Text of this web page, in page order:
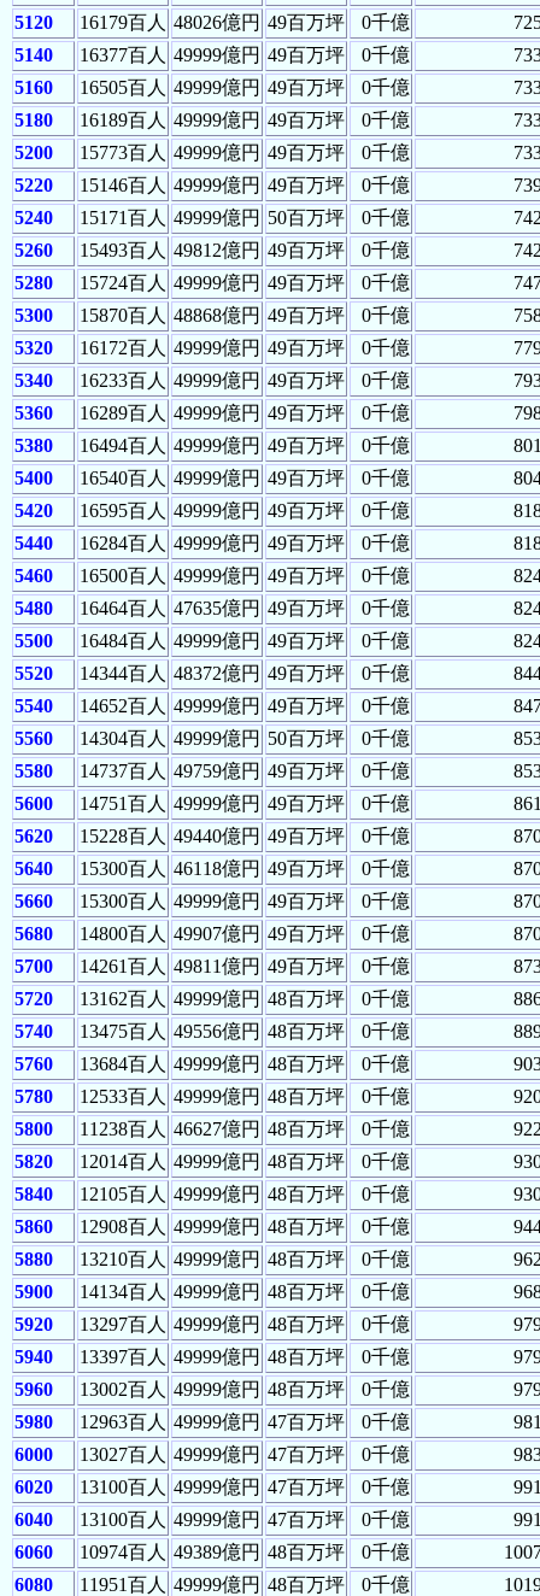
5120 16179百人 48026億円 49百万坪 0千億
5140
16377百人 49999億円 49百万坪 0千億
5160
16505百人 49999億円 49百万坪 0千億
5180
16189百人 49999億円 49百万坪 0千億
5200
15773百人 49999億円 49百万坪 0千億
5220
15146百人 49999億円 49百万坪 0千億
5240
15171百人 49999億円 50百万坪 0千億
5260
15493百人 49812億円 49百万坪 0千億
5280
15724百人 49999億円 49百万坪 0千億
5300
15870百人 48868億円 49百万坪 0千億
5320
16172百人 49999億円 49百万坪 0千億
5340
16233百人 49999億円 49百万坪 0千億
5360
16289百人 49999億円 49百万坪 0千億
5380
16494百人 49999億円 49百万坪 0千億
5400
16540百人 49999億円 49百万坪 0千億
5420
16595百人 49999億円 49百万坪 0千億
5440
16284百人 49999億円 49百万坪 0千億
5460
16500百人 49999億円 49百万坪 0千億
5480
16464百人 47635億円 49百万坪 0千億
5500
16484百人 49999億円 49百万坪 0千億
5520
14344百人 48372億円 49百万坪 0千億
5540
14652百人 49999億円 49百万坪 0千億
5560
14304百人 49999億円 50百万坪 0千億
5580
14737百人 49759億円 49百万坪 0千億
5600
14751百人 49999億円 49百万坪 0千億
5620
15228百人 49440億円 49百万坪 0千億
5640
15300百人 46118億円 49百万坪 0千億
5660
15300百人 49999億円 49百万坪 0千億
5680
14800百人 49907億円 49百万坪 0千億
5700
14261百人 49811億円 49百万坪 0千億
5720
13162百人 49999億円 48百万坪 0千億
5740
13475百人 49556億円 48百万坪 0千億
5760
13684百人 49999億円 48百万坪 0千億
5780
12533百人 49999億円 48百万坪 0千億
5800
11238百人 46627億円 48百万坪 0千億
5820
12014百人 49999億円 48百万坪 0千億
5840
12105百人 49999億円 48百万坪 0千億
5860
12908百人 49999億円 48百万坪 0千億
5880
13210百人 49999億円 48百万坪 0千億
5900
14134百人 49999億円 48百万坪 0千億
5920
13297百人 49999億円 48百万坪 0千億
5940
13397百人 49999億円 48百万坪 0千億
5960
13002百人 49999億円 48百万坪 0千億
5980
12963百人 49999億円 47百万坪 0千億
6000
13027百人 49999億円 47百万坪 0千億
6020
13100百人 49999億円 47百万坪 0千億
6040
13100百人 49999億円 47百万坪 0千億
6060
10974百人 49389億円 48百万坪 0千億
6080
11951百人 49999億円 48百万坪 0千億